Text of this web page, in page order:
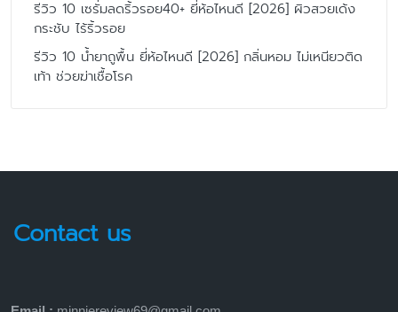
รีวิว 10 เซรั่มลดริ้วรอย40+ ยี่ห้อไหนดี [2026] ผิวสวยเด้ง
กระชับ ไร้ริ้วรอย
รีวิว 10 น้ำยาถูพื้น ยี่ห้อไหนดี [2026] กลิ่นหอม ไม่เหนียวติด
เท้า ช่วยฆ่าเชื้อโรค
Contact us